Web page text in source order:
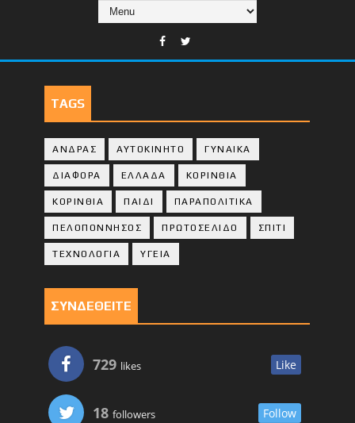
TAGS
ΑΝΔΡΑΣ ΑΥΤΟΚΙΝΗΤΟ ΓΥΝΑΙΚΑ
ΔΙΑΦΟΡΑ ΕΛΛΑΔΑ ΚΟΡΙΝΘΙΑ
ΚΟΡΙΝΘΙA ΠΑΙΔΙ ΠΑΡΑΠΟΛΙΤΙΚΑ
ΠΕΛΟΠΟΝΝΗΣΟΣ ΠΡΩΤΟΣΕΛΙΔΟ ΣΠΙΤΙ
ΤΕΧΝΟΛΟΓΙΑ ΥΓΕΙΑ
ΣΥΝΔΕΘΕΙΤΕ
729 likes Like
18 followers Follow